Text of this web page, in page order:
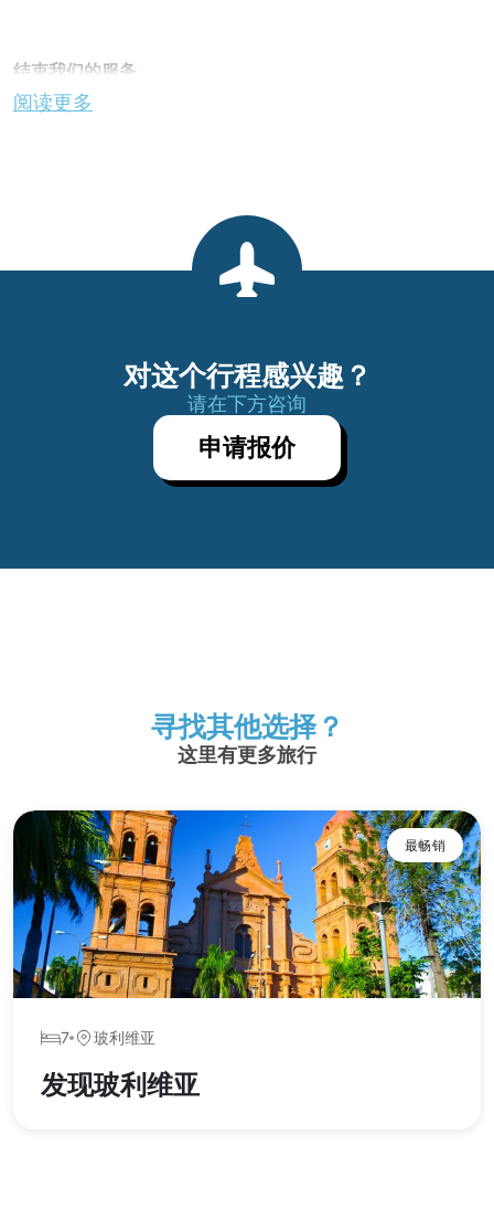
结束我们的服务。
阅读更多
对这个行程感兴趣？
请在下方咨询
申请报价
寻找其他选择？
这里有更多旅行
最畅销
7 玻利维亚
发现玻利维亚